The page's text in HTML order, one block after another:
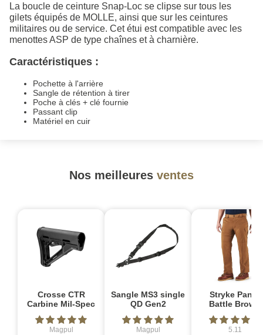
La boucle de ceinture Snap-Loc se clipse sur tous les
gilets équipés de MOLLE, ainsi que sur les ceintures
militaires ou de service. Cet étui est compatible avec les
menottes ASP de type chaînes et à charnière.
Caractéristiques :
Pochette à l'arrière
Sangle de rétention à tirer
Poche à clés + clé fournie
Passant clip
Matériel en cuir
Nos meilleures ventes
Crosse CTR
Carbine Mil-Spec
Magpul
Sangle MS3 single
QD Gen2
Magpul
Stryke Pant -
Battle Brown
5.11